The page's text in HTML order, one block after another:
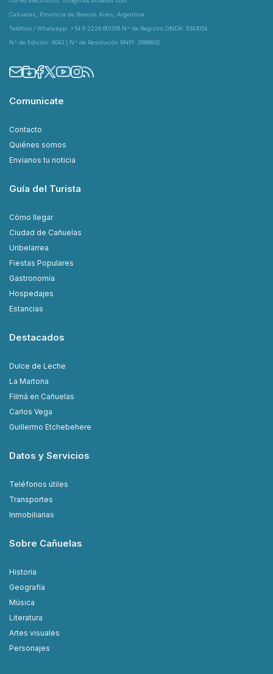
Cañuelas, Provincia de Buenos Aires, Argentina
Teléfono / Whatsapp: +54 9 2226 601319 N° de Registro DNDA: 5343054
N° de Edición: 6043 | N° de Resolución RNPI: 2699932
Comunicate
Contacto
Quiénes somos
Envianos tu noticia
Guía del Turista
Cómo llegar
Ciudad de Cañuelas
Uribelarrea
Fiestas Populares
Gastronomía
Hospedajes
Estancias
Destacados
Dulce de Leche
La Martona
Filmá en Cañuelas
Carlos Vega
Guillermo Etchebehere
Datos y Servicios
Teléfonos útiles
Transportes
Inmobiliarias
Sobre Cañuelas
Historia
Geografía
Música
Literatura
Artes visuales
Personajes